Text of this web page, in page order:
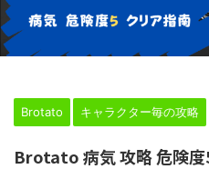
Brotato キャラクター毎の攻略
Brotato 病気 攻略 危険度